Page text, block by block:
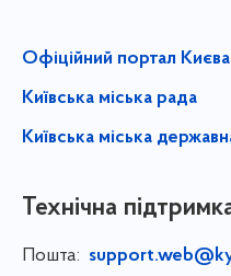
Офіційний портал Києва
Київська міська рада
Київська міська
Технічна
Пошта: